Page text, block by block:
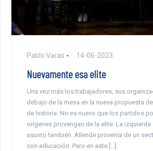
Pablo Varas 14-06-2023
Nuevamente esa elite
Una vez más los trabajadores, sus
debajo de la mesa en la nueva propuesta
de historia. No es nuevo que los partidos
orígenes provengan de la elite. La
asunto también. Allende provenía de un
con educación. Pero en este […]